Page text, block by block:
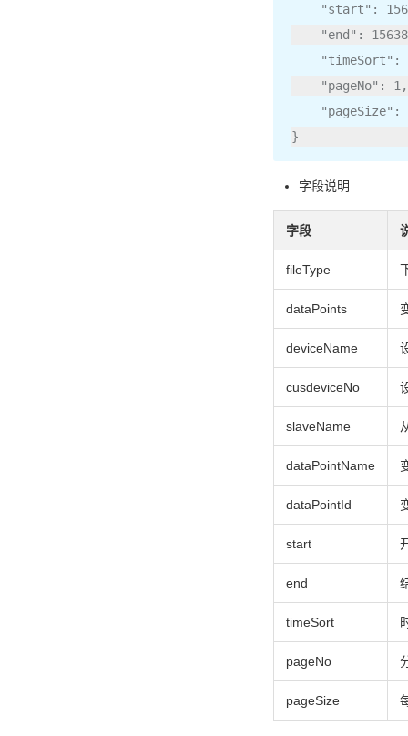
"start" :
"end" :
"timeSort" :
"pageNo" : 1 ,
"pageSize" :
}
字段说明
字段
fileType
dataPoints
deviceName
cusdeviceNo
slaveName
dataPointName
dataPointId
start
end
timeSort
pageNo
pageSize